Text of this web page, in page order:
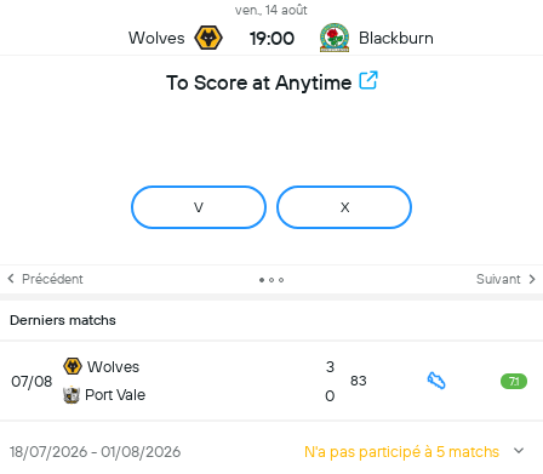
Wolves
ven., 14 août
19:00 Blackburn
To Score at Anytime
V X
Précédent Suivant
Derniers matchs
07/08
Wolves
Port Vale
3
0
83 7.1
18/07/2026 - 01/08/2026 N'a pas participé à 5 matchs